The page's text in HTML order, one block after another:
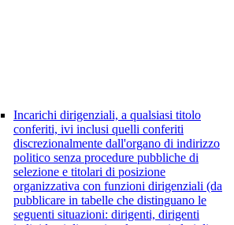
Incarichi dirigenziali, a qualsiasi titolo
conferiti, ivi inclusi quelli conferiti
discrezionalmente dall'organo di indirizzo
politico senza procedure pubbliche di
selezione e titolari di posizione
organizzativa con funzioni dirigenziali (da
pubblicare in tabelle che distinguano le
seguenti situazioni: dirigenti, dirigenti